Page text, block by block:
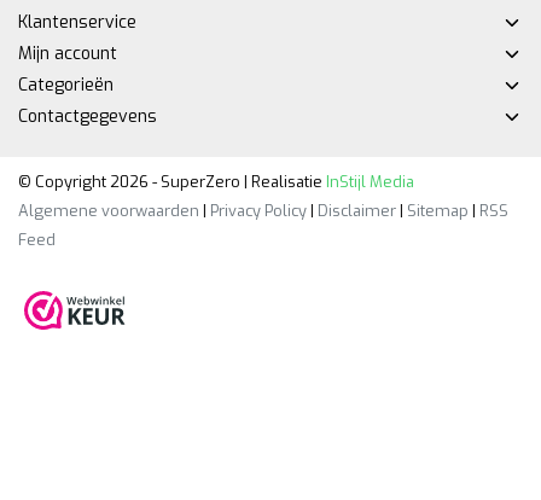
Klantenservice
Mijn account
Categorieën
Contactgegevens
© Copyright 2026 - SuperZero | Realisatie InStijl Media
Algemene voorwaarden | Privacy Policy| Disclaimer| Sitemap | RSS
Feed